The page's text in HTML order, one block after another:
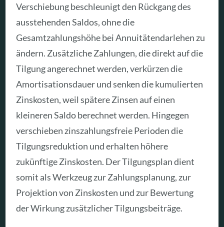
Verschiebung beschleunigt den Rückgang des
ausstehenden Saldos, ohne die
Gesamtzahlungshöhe bei Annuitätendarlehen zu
ändern. Zusätzliche Zahlungen, die direkt auf die
Tilgung angerechnet werden, verkürzen die
Amortisationsdauer und senken die kumulierten
Zinskosten, weil spätere Zinsen auf einen
kleineren Saldo berechnet werden. Hingegen
verschieben zinszahlungsfreie Perioden die
Tilgungsreduktion und erhalten höhere
zukünftige Zinskosten. Der Tilgungsplan dient
somit als Werkzeug zur Zahlungsplanung, zur
Projektion von Zinskosten und zur Bewertung
der Wirkung zusätzlicher Tilgungsbeiträge.